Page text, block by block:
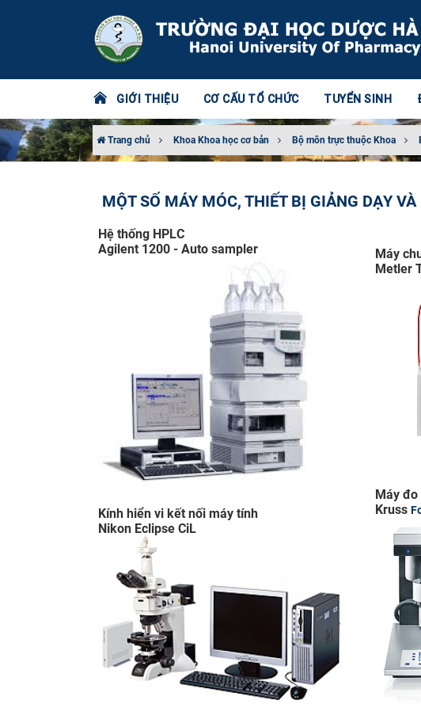
GIỚI THIỆU CƠ CẤU TỔ CHỨC TUYỂN SINH
Trang chủ Khoa Khoa học cơ bản Bộ môn trực thuộc Khoa
MỘT SỐ MÁY MÓC, THIẾT BỊ GIẢNG DẠY
Hệ thống HPLC
Agilent 1200 - Auto sampler​
Máy
Metler
​Kính hiển vi kết nối máy tính
Nikon Eclipse CiL
Máy
Kruss